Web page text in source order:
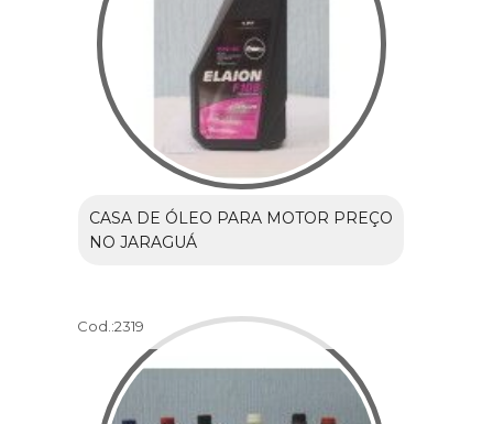
CASA DE ÓLEO PARA MOTOR PREÇO
NO JARAGUÁ
Cod.:2319